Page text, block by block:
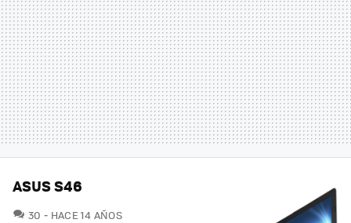
ASUS S46
30 COMENTARIOS
HACE 14 AÑOS